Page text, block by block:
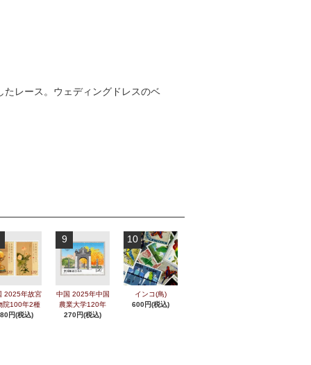
レース。ウェディングドレスのベ
2025年故宮
院100年2種
円(税込)
9
中国 2025年中国
農業大学120年
270円(税込)
10
インコ(鳥)
600円(税込)